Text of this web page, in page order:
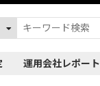
運用会社レポート